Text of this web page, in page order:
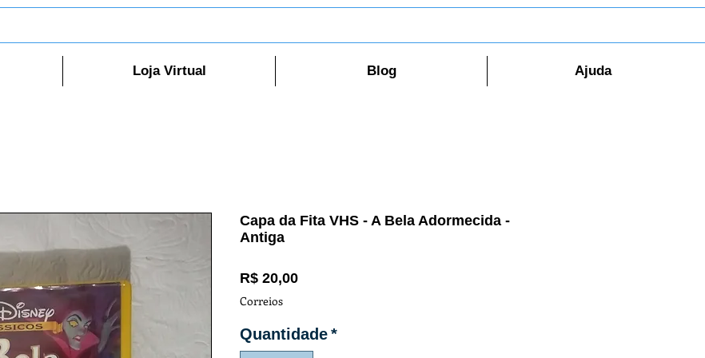
Loja Virtual Blog Ajuda
Capa da Fita VHS - A Bela Adormecida -
Antiga
R$ 20,00Preço
Correios
Quantidade*